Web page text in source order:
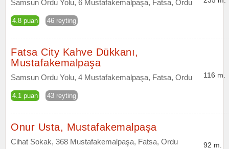
Samsun Ordu Yolu, 6 Mustafakemalpaşa, Fatsa, Ordu
4.8 puan 46 reyting
Fatsa City Kahve Dükkanı,
Mustafakemalpaşa
Samsun Ordu Yolu, 4 Mustafakemalpaşa, Fatsa, Ordu
4.1 puan 43 reyting
116 m.
Onur Usta, Mustafakemalpaşa
Cihat Sokak, 368 Mustafakemalpaşa, Fatsa, Ordu 92 m.